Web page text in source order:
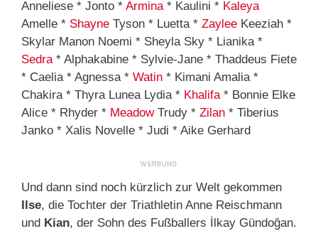
Anneliese * Jonto * Armina * Kaulini * Kaleya
Amelle * Shayne Tyson * Luetta * Zaylee Keeziah *
Skylar Manon Noemi * Sheyla Sky * Lianika *
Sedra * Alphakabine * Sylvie-Jane * Thaddeus Fiete
* Caelia * Agnessa * Watin * Kimani Amalia *
Chakira * Thyra Lunea Lydia * Khalifa * Bonnie Elke
Alice * Rhyder * MeadowTrudy * Zilan * Tiberius
Janko * Xalis Novelle * Judi * Aike Gerhard
Und dann sind noch kürzlich zur Welt gekommen
Ilse, die Tochter der Triathletin Anne Reischmann
und Kian, der Sohn des Fußballers İlkay Gündoğan.